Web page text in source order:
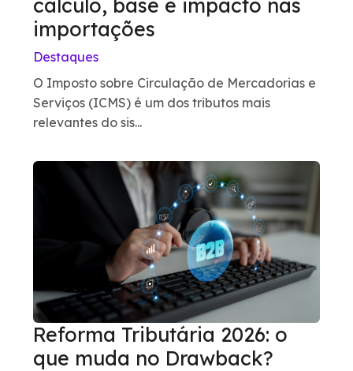
cálculo, base e impacto nas
importações
Destaques
O Imposto sobre Circulação de Mercadorias e
Serviços (ICMS) é um dos tributos mais
relevantes do sis...
Reforma Tributária 2026: o
que muda no Drawback?